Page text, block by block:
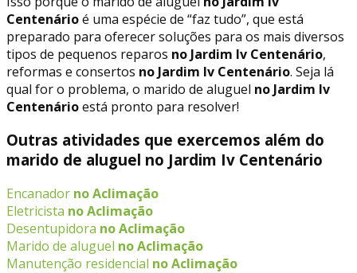
Centenárioé uma espécie de “faz tudo”, que está
preparado para oferecer soluções para os mais diversos
tipos de pequenos reparos no Jardim Iv Centenário,
reformas e consertos no Jardim Iv Centenário. Seja lá
qual for o problema, o marido de aluguel no Jardim Iv
Centenárioestá pronto para resolver!
Outras atividades que exercemos além do
marido de aluguel no Jardim Iv Centenário
Encanador no Aclimação
Eletricista no Aclimação
Desentupidora no Aclimação
Marido de aluguel no Aclimação
Manutenção residencial no Aclimação